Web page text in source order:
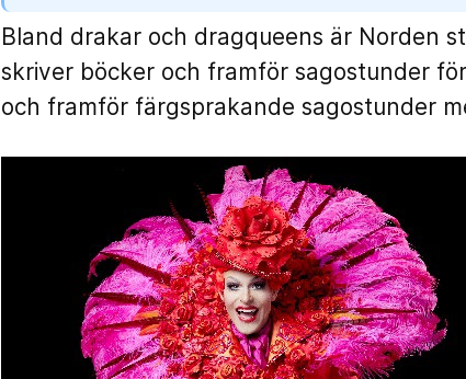
Bland drakar och dragqueens är Norden
skriver böcker och framför sagostunder
och framför färgsprakande sagostunder